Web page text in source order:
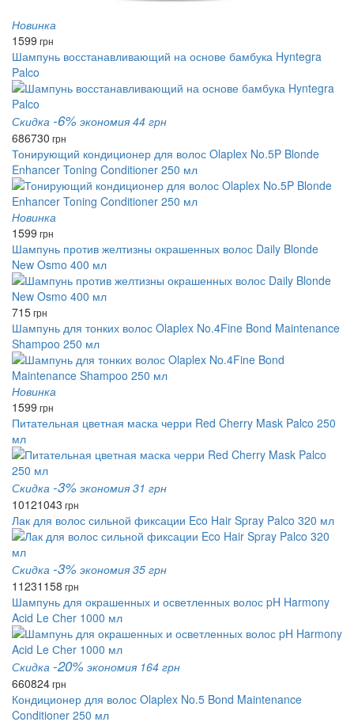
Новинка
1599 грн
Шампунь восстанавливающий на основе бамбука Hyntegra
Palco
Скидка -6% экономия 44 грн
686730 грн
Тонирующий кондиционер для волос Olaplex No.5P Blonde
Enhancer Toning Conditioner 250 мл
Новинка
1599 грн
Шампунь против желтизны окрашенных волос Daily Blonde
New Osmo 400 мл
715грн
Шампунь для тонких волос Olaplex No.4Fine Bond Maintenance
Shampoo 250 мл
Новинка
1599 грн
Питательная цветная маска черри Red Cherry Mask Palco 250
мл
Скидка -3% экономия 31 грн
10121043 грн
Лак для волос сильной фиксации Eco Hair Spray Palco 320 мл
Скидка -3% экономия 35 грн
11231158 грн
Шампунь для окрашенных и осветленных волос pH Harmony
Acid Le Сher 1000 мл
Скидка -20% экономия 164 грн
660824грн
Кондиционер для волос Olaplex No.5 Bond Maintenance
Conditioner 250 мл